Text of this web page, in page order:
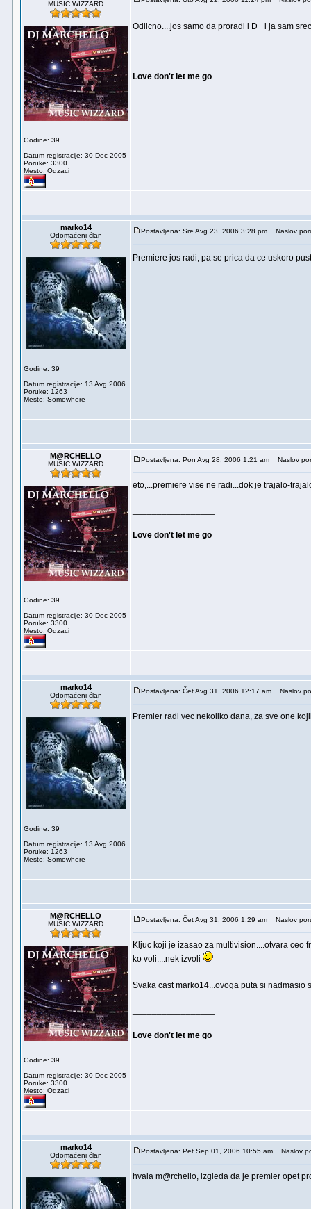
MUSIC WIZZARD
Godine: 39
Datum registracije: 30 Dec 2005
Poruke: 3300
Mesto: Odzaci
Odlicno....jos samo da proradi i D+ i ja sam
Love don't let me go
marko14
Odomaćeni član
Godine: 39
Datum registracije: 13 Avg 2006
Poruke: 1263
Mesto: Somewhere
Postavljena: Sre Avg 23, 2006 3:28 pm Naslov
Premiere jos radi, pa se prica da ce uskoro
M@RCHELLO
MUSIC WIZZARD
Godine: 39
Datum registracije: 30 Dec 2005
Poruke: 3300
Mesto: Odzaci
Postavljena: Pon Avg 28, 2006 1:21 am Naslov
eto,...premiere vise ne radi...dok je trajalo-
Love don't let me go
marko14
Odomaćeni član
Godine: 39
Datum registracije: 13 Avg 2006
Poruke: 1263
Mesto: Somewhere
Postavljena: Čet Avg 31, 2006 12:17 am Naslov
Premier radi vec nekoliko dana, za sve one
M@RCHELLO
MUSIC WIZZARD
Godine: 39
Datum registracije: 30 Dec 2005
Poruke: 3300
Mesto: Odzaci
Postavljena: Čet Avg 31, 2006 1:29 am Naslov
Kljuc koji je izasao za multivision....otvara ceo
ko voli....nek izvoli
Svaka cast marko14...ovoga puta si nadmasio
Love don't let me go
marko14
Odomaćeni član
Postavljena: Pet Sep 01, 2006 10:55 am Naslov
hvala m@rchello, izgleda da je premier opet